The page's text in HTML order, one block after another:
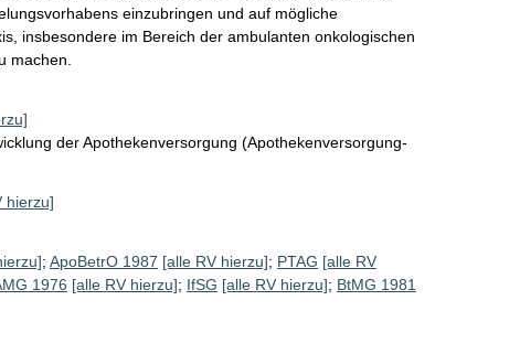
einzubringen und auf mögliche
insbesondere im Bereich der ambulanten onkologischen
machen.
der Apothekenversorgung (Apothekenversorgung-
hierzu]
; ApoBetrO 1987 [alle RV hierzu]; PTAG [alle RV
1976 [alle RV hierzu]; IfSG [alle RV hierzu]; BtMG 1981